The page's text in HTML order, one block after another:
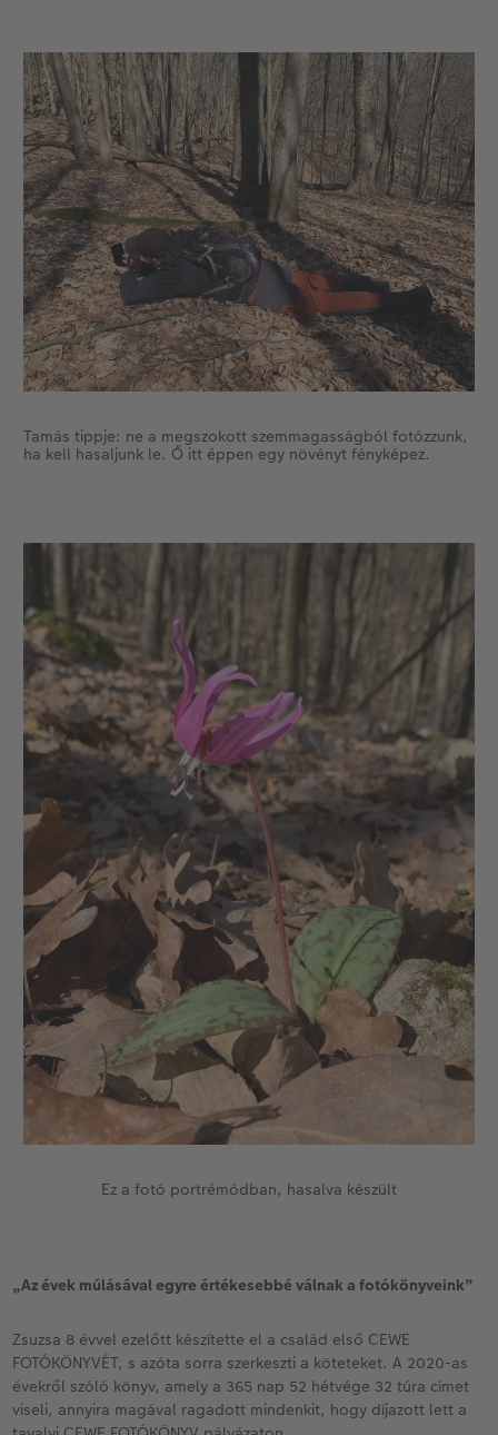
Tamás tippje: ne a megszokott szemmagasságból fotózzunk,
ha kell hasaljunk le. Ő itt éppen egy növényt fényképez.
Ez a fotó portrémódban, hasalva készült
„Az évek múlásával egyre értékesebbé válnak a fotókönyveink”
Zsuzsa 8 évvel ezelőtt készítette el a család első CEWE
FOTÓKÖNYVÉT, s azóta sorra szerkeszti a köteteket. A 2020-as
évekről szóló könyv, amely a 365 nap 52 hétvége 32 túra címet
viseli, annyira magával ragadott mindenkit, hogy díjazott lett a